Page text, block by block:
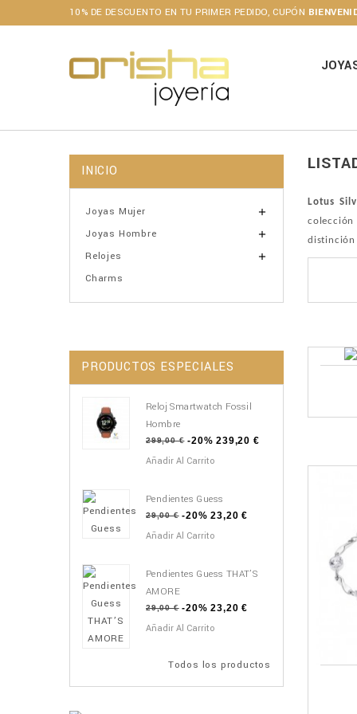
10% DE DESCUENTO EN TU PRIMER PEDIDO, CUPÓN
INICIO
Joyas Mujer 
Joyas Hombre 
Relojes 
Charms
PRODUCTOS ESPECIALES
Reloj Smartwatch Fossil
Hombre
299,00 € -20% 239,20 €
Añadir Al Carrito
Pendientes Guess
29,00 € -20% 23,20 €
Añadir Al Carrito
Pendientes Guess THAT’S
AMORE
29,00 € -20% 23,20 €
Añadir Al Carrito
Todos los productos
Lotus
colección
distinción